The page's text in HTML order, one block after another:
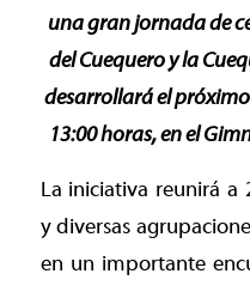
una gran jornada de
del Cuequero y la
desarrollará el
13:00 horas, en el
La iniciativa reunirá a
y diversas
en un importante